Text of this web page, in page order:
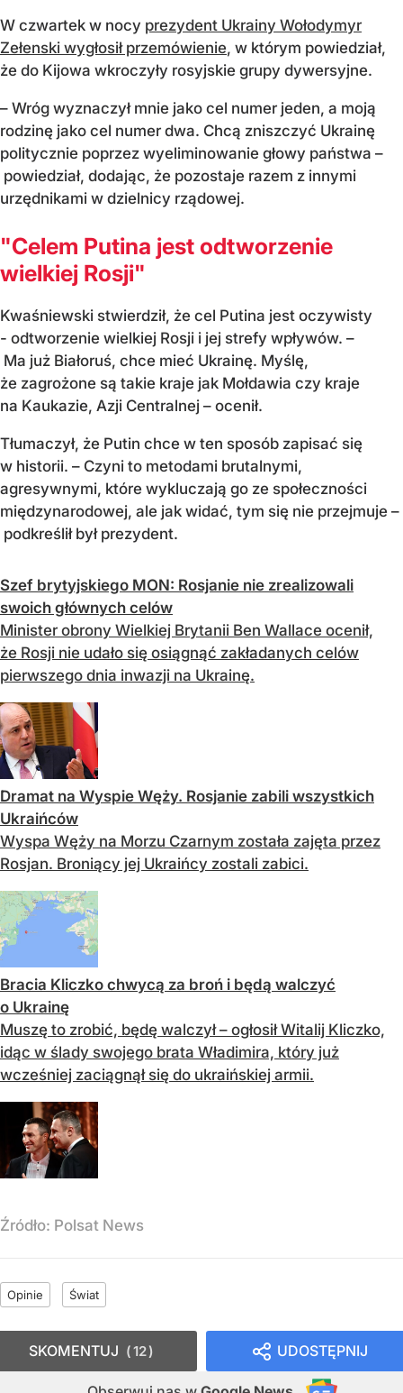
W czwartek w nocy prezydent Ukrainy Wołodymyr
Zełenski wygłosił przemówienie, w którym powiedział,
że do Kijowa wkroczyły rosyjskie grupy dywersyjne.
– Wróg wyznaczył mnie jako cel numer jeden, a moją
rodzinę jako cel numer dwa. Chcą zniszczyć Ukrainę
politycznie poprzez wyeliminowanie głowy państwa –
powiedział, dodając, że pozostaje razem z innymi
urzędnikami w dzielnicy rządowej.
"Celem Putina jest odtworzenie
wielkiej Rosji"
Kwaśniewski stwierdził, że cel Putina jest oczywisty
- odtworzenie wielkiej Rosji i jej strefy wpływów. –
Ma już Białoruś, chce mieć Ukrainę. Myślę,
że zagrożone są takie kraje jak Mołdawia czy kraje
na Kaukazie, Azji Centralnej – ocenił.
Tłumaczył, że Putin chce w ten sposób zapisać się
w historii. – Czyni to metodami brutalnymi,
agresywnymi, które wykluczają go ze społeczności
międzynarodowej, ale jak widać, tym się nie przejmuje –
podkreślił był prezydent.
Szef brytyjskiego MON: Rosjanie nie zrealizowali
swoich głównych celów
Minister obrony Wielkiej Brytanii Ben Wallace ocenił,
że Rosji nie udało się osiągnąć zakładanych celów
pierwszego dnia inwazji na Ukrainę.
Dramat na Wyspie Węży. Rosjanie zabili wszystkich
Ukraińców
Wyspa Węży na Morzu Czarnym została zajęta przez
Rosjan. Broniący jej Ukraińcy zostali zabici.
Bracia Kliczko chwycą za broń i będą walczyć
o Ukrainę
Muszę to zrobić, będę walczył – ogłosił Witalij Kliczko,
idąc w ślady swojego brata Władimira, który już
wcześniej zaciągnął się do ukraińskiej armii.
Źródło: Polsat News
Opinie Świat
UDOSTĘPNIJ
SKOMENTUJ 12